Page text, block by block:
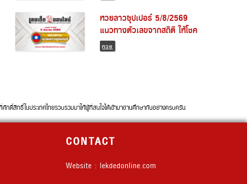
หวยลาวซุปเปอร์ 5/8/2569
แนวทางตัวเลขจากสถิติ ให้โชค
แบบเน้น ๆ
หวย
สิทธิ์ในประเทศไทยรวบรวมมาให้ผู้ที่สนใจได้เข้ามาอ่านศึกษากันอย่างครบครัน
CONTACT
Website : lekdedonline.com